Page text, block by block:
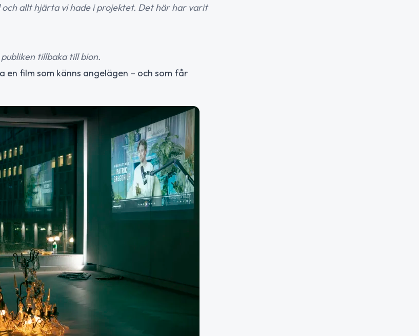
och allt hjärta vi hade i projektet. Det här har varit
tillbaka till bion.
film som känns angelägen – och som får